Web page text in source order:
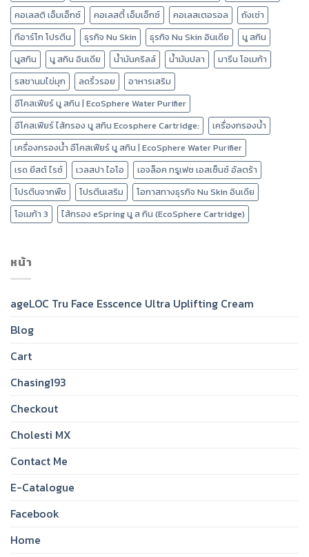
คอเลสติ เอ็มเอ็กซ์
คอเลสตี้ เอ็มเอ็กซ์ คอเลสเตอรอล
ถังเช่า
ทีอาร์โก โปรตีน
ธุรกิจ Nu Skin ธุรกิจ Nu Skin อินเดีย
นู สกิน
นูสกิน
นู สกิน อินเดีย น้ำมันคริลล์ น้ำมันปลา
มารีน โอเมก้า
รสชานมไข่มุก
ลดริ้วรอย
อาหารเสริม
อีโคสเฟียร์ นู สกิน | EcoSphere Water Purifier
อีโคสเฟียร์ ไส้กรอง นู สกิน Ecosphere Cartridge:
เครื่องกรองน้ำ
เครื่องกรองน้ำ อีโคสเฟียร์ นู สกิน | EcoSphere Water Purifier
เรด ยีสต์ ไรซ์
เวลสปา ไอโอ
เอจล็อค ทรูเฟซ เอสเซ็นซ์ อัลตร้า
โปรตีนจากพืช
โปรตีนเสริม
โอกาสทางธุรกิจ Nu Skin อินเดีย
โอเมก้า 3
ไส้กรอง eSpring นู ส กิน (EcoSphere Cartridge)
หน้า
ageLOC Tru Face Esscence Ultra Uplifting Cream
Blog
Cart
Chasing193
Checkout
Cholesti MX
Contact Me
E-Catalogue
Facebook
Home